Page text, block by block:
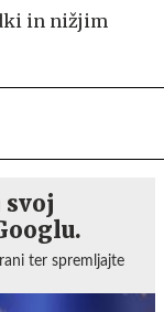
in nižjim
svoj
ter spremljajte